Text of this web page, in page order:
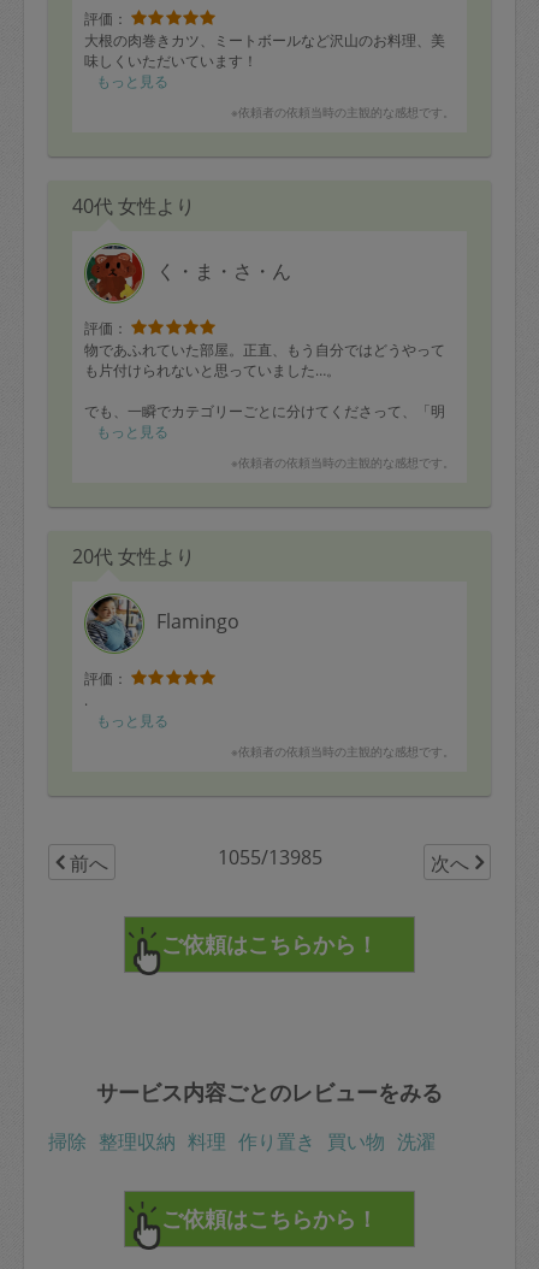
評価：
大根の肉巻きカツ、ミートボールなど沢山のお料理、美
味しくいただいています！
もっと見る
※依頼者の依頼当時の主観的な感想です。
40代 女性より
く・ま・さ・ん
評価：
物であふれていた部屋。正直、もう自分ではどうやって
も片付けられないと思っていました…。
でも、一瞬でカテゴリーごとに分けてくださって、「明
日これをここに入れて、これをこうしたら片付きま
本当にすごかったです。
私の頭の中では全然整理できていなかったものが、どん
んだ…！」と感動しました🥹
片付けが本当に苦手で、1人でやるとなると正直かなり苦
痛なのですが、くまさんがとても楽しそうに作業されて
いる姿を見て、「お願いしてよかったなぁ」と心から思
いました。
もっと見る
※依頼者の依頼当時の主観的な感想です。
20代 女性より
Flamingo
評価：
.
もっと見る
※依頼者の依頼当時の主観的な感想です。
前へ 1055/13985 次へ
サービス内容ごとのレビューをみる
掃除 整理収納 料理 作り置き 買い物 洗濯